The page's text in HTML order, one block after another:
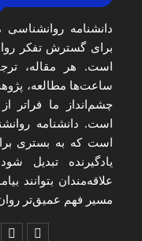
دانشنامه
برای گسترش تفکر
است. هر مقاله،
ساعت‌ها مطالعه،
چشم‌انداز ما
است. دانشنامه
است که به بستری
یادگیرنده تبدیل
علاقه‌مندان بتوانند
مسیر فهم عمیق‌تر